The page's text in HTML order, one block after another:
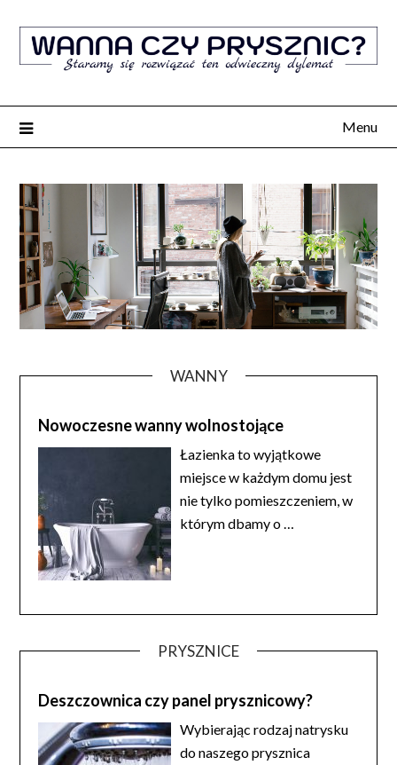
Menu
WANNY
Nowoczesne wanny wolnostojące
Łazienka to wyjątkowe
miejsce w każdym domu jest
nie tylko pomieszczeniem, w
którym dbamy o
PRYSZNICE
Deszczownica czy panel prysznicowy?
Wybierając rodzaj natrysku
do naszego prysznica